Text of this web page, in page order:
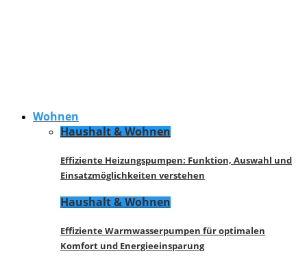
Wohnen
Haushalt & Wohnen
Effiziente Heizungspumpen: Funktion, Auswahl und
Einsatzmöglichkeiten verstehen
Haushalt & Wohnen
Effiziente Warmwasserpumpen für optimalen
Komfort und Energieeinsparung